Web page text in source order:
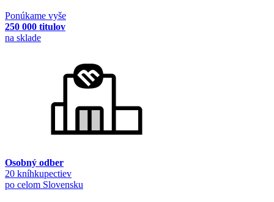
Ponúkame vyše
250 000 titulov
na sklade
Osobný odber
20 kníhkupectiev
po celom Slovensku